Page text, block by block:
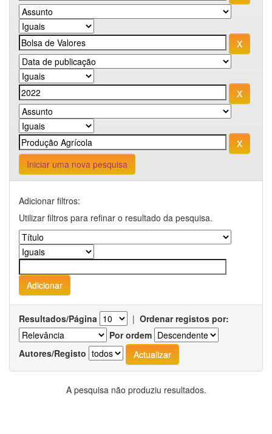
Iniciar uma nova pesquisa
Adicionar filtros:
Utilizar filtros para refinar o resultado da pesquisa.
Resultados/Página | Ordenar registos por:
Por ordem
Autores/Registo
A pesquisa não produziu resultados.